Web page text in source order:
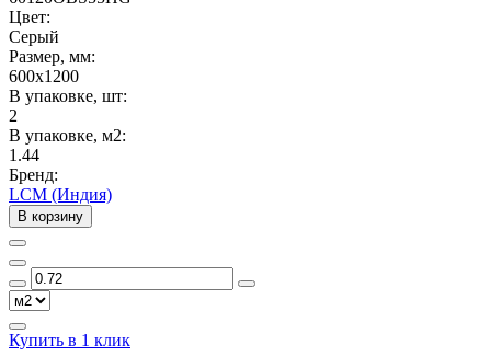
Цвет:
Серый
Размер, мм:
600x1200
В упаковке, шт:
2
В упаковке, м2:
1.44
Бренд:
LCM (Индия)
В корзину
Купить в 1 клик